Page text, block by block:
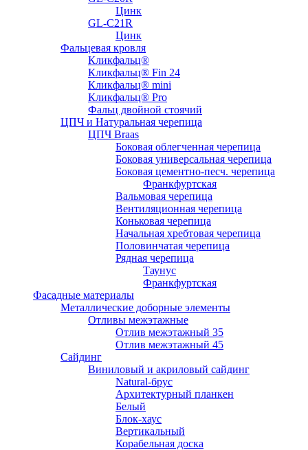
Цинк
GL-С21R
Цинк
Фальцевая кровля
Кликфальц®
Кликфальц® Fin 24
Кликфальц® mini
Кликфальц® Pro
Фальц двойной стоячий
ЦПЧ и Натуральная черепица
ЦПЧ Braas
Боковая облегченная черепица
Боковая универсальная черепица
Боковая цементно-песч. черепица
Франкфуртская
Вальмовая черепица
Вентиляционная черепица
Коньковая черепица
Начальная хребтовая черепица
Половинчатая черепица
Рядная черепица
Таунус
Франкфуртская
Фасадные материалы
Металлические доборные элементы
Отливы межэтажные
Отлив межэтажный 35
Отлив межэтажный 45
Сайдинг
Виниловый и акриловый сайдинг
Natural-брус
Архитектурный планкен
Белый
Блок-хаус
Вертикальный
Корабельная доска